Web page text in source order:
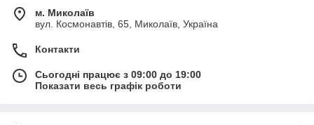
м. Миколаїв
вул. Космонавтів, 65, Миколаїв, Україна
Контакти
Сьогодні працює з 09:00 до 19:00
Показати весь графік роботи